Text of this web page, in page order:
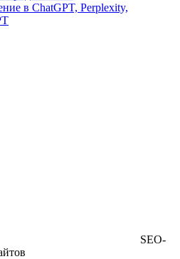
в ChatGPT, Perplexity,
SEO-